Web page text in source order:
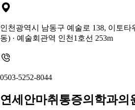
인천광역시 남동구 예술로 138, 이토타
동) · 예술회관역 인천1호선 253m
0503-5252-8044
연세안마취통증의학과의